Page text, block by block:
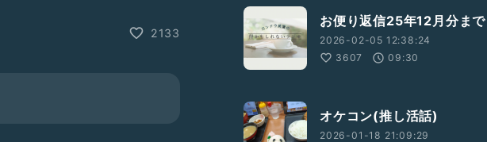
2133
お便り返信25年12月分まで
2026-02-05 12:38:24
3607
09:30
オケコン(推し活話)
2026-01-18 21:09:29